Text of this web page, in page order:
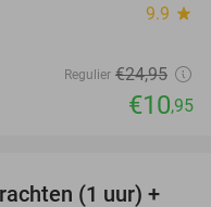
9.9 star
Regulier €24,95
€10,95
(1 uur) +